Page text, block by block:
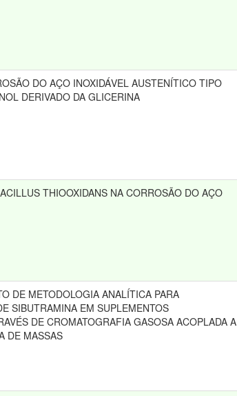
DO AÇO INOXIDÁVEL AUSTENÍTICO TIPO
DERIVADO DA GLICERINA
THIOOXIDANS NA CORROSÃO DO AÇO
DE METODOLOGIA ANALÍTICA PARA
SIBUTRAMINA EM SUPLEMENTOS
DE CROMATOGRAFIA GASOSA ACOPLADA A
DE MASSAS